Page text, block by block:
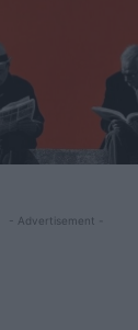
- Advertisement -